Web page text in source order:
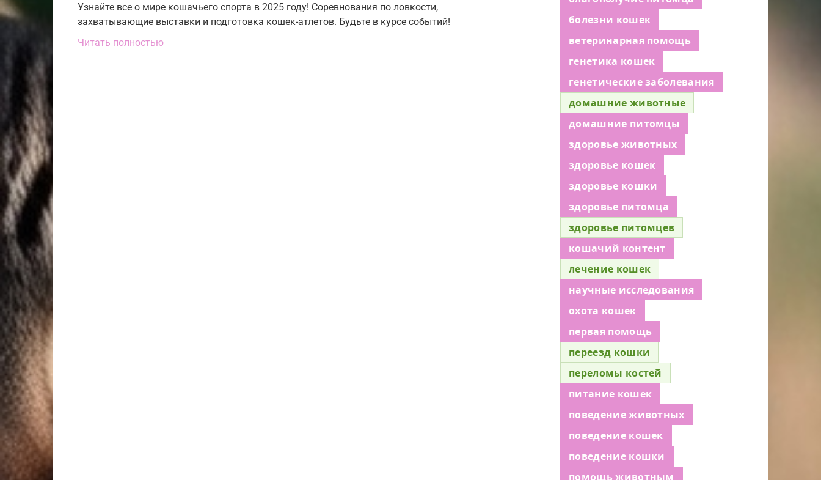
Узнайте все о мире кошачьего спорта в 2025 году! Соревнования по ловкости,
захватывающие выставки и подготовка кошек-атлетов. Будьте в курсе событий!
Читать полностью
болезни кошек
ветеринарная помощь
генетика кошек
генетические заболевания
домашние животные
домашние питомцы
здоровье животных
здоровье кошек
здоровье кошки
здоровье питомца
здоровье питомцев
кошачий контент
лечение кошек
научные исследования
охота кошек
первая помощь
переезд кошки
переломы костей
питание кошек
поведение животных
поведение кошек
поведение кошки
помощь животным